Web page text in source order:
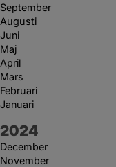
September
Augusti
Juni
Maj
April
Mars
Februari
Januari
År:
2024
December
November